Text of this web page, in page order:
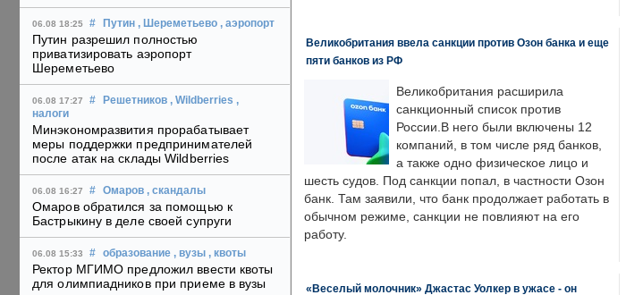
06.08 18:25 # Путин , Шереметьево , аэропорт
Путин разрешил полностью
приватизировать аэропорт
Шереметьево
06.08 17:27 # Решетников , Wildberries ,
налоги
Минэкономразвития прорабатывает
меры поддержки предпринимателей
после атак на склады Wildberries
06.08 16:27 # Омаров , скандалы
Омаров обратился за помощью к
Бастрыкину в деле своей супруги
06.08 15:33 # образование , вузы , квоты
Ректор МГИМО предложил ввести квоты
для олимпиадников при приеме в вузы
Великобритания ввела санкции против Озон банка и еще
пяти банков из РФ
Великобритания расширила
санкционный список против
России.В него были включены 12
компаний, в том числе ряд банков,
а также одно физическое лицо и
шесть судов. Под санкции попал, в частности Озон
банк. Там заявили, что банк продолжает работать в
обычном режиме, санкции не повлияют на его
работу.
«Веселый молочник» Джастас Уолкер в ужасе - он